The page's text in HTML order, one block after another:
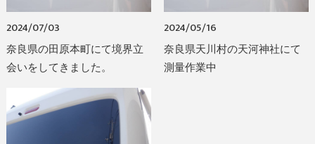
2024/07/03
奈良県の田原本町にて境界立
会いをしてきました。
2024/05/16
奈良県天川村の天河神社にて
測量作業中